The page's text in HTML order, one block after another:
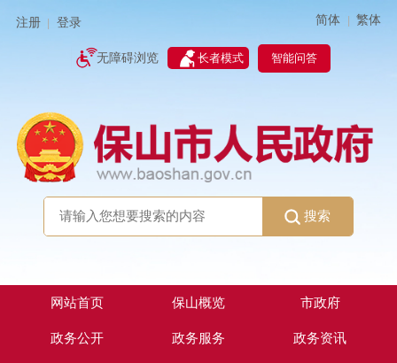
注册 登录 简体 | 繁体
无障碍浏览 长者模式 智能问答
搜索
网站首页 保山概览 市政府
政务公开 政务服务 政务资讯